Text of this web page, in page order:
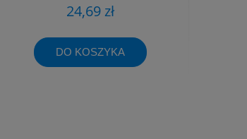
24,69 zł
DO KOSZYKA